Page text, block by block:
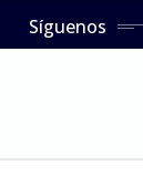
Síguenos